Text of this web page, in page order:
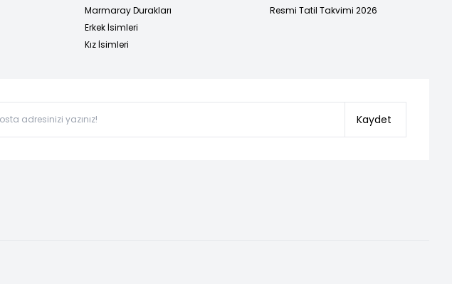
Marmaray Durakları
Erkek İsimleri
Kız İsimleri
Resmi Tatil Takvimi 2026
Kaydet